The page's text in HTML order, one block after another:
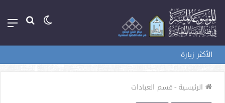
بحث الوضع
الأكثر زيارة
الرئيسية-قسم العبادات